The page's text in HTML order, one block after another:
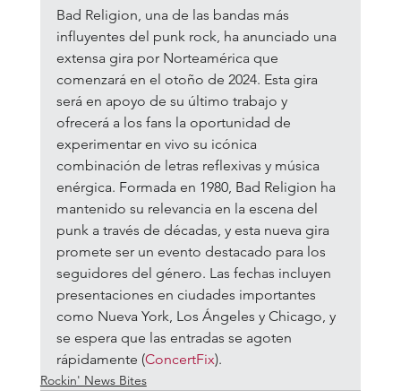
Bad Religion, una de las bandas más
influyentes del punk rock, ha anunciado una
extensa gira por Norteamérica que
comenzará en el otoño de 2024. Esta gira
será en apoyo de su último trabajo y
ofrecerá a los fans la oportunidad de
experimentar en vivo su icónica
combinación de letras reflexivas y música
enérgica. Formada en 1980, Bad Religion ha
mantenido su relevancia en la escena del
punk a través de décadas, y esta nueva gira
promete ser un evento destacado para los
seguidores del género. Las fechas incluyen
presentaciones en ciudades importantes
como Nueva York, Los Ángeles y Chicago, y
se espera que las entradas se agoten
rápidamente​ (ConcertFix)​.
Rockin' News Bites